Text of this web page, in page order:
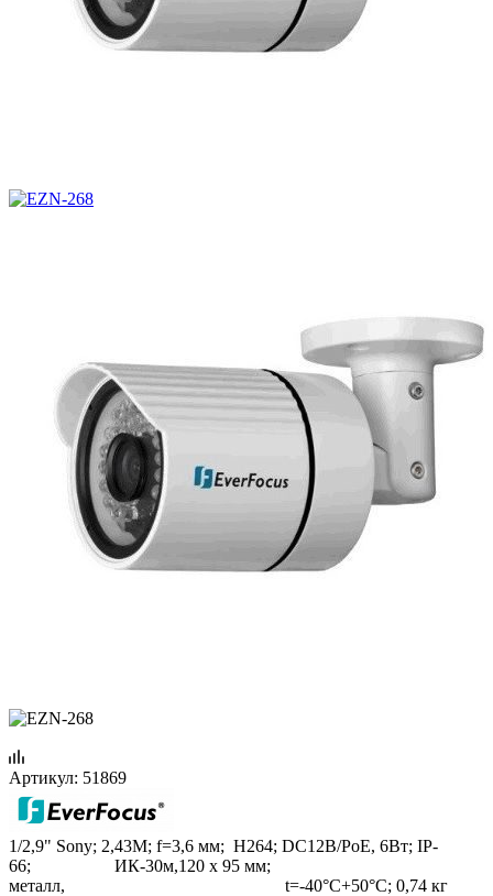
Артикул: 51869
1/2,9" Sony; 2,43M; f=3,6 мм; H264; DC12B/PoE, 6Вт; IP-
66; ИК-30м,120 x 95 мм;
металл, t=-40°C+50°C; 0,74 кг